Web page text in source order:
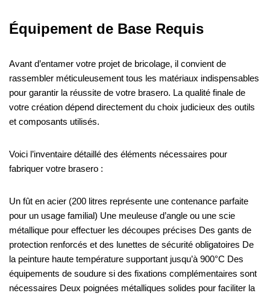
Équipement de Base Requis
Avant d’entamer votre projet de bricolage, il convient de
rassembler méticuleusement tous les matériaux indispensables
pour garantir la réussite de votre brasero. La qualité finale de
votre création dépend directement du choix judicieux des outils
et composants utilisés.
Voici l’inventaire détaillé des éléments nécessaires pour
fabriquer votre brasero :
Un fût en acier (200 litres représente une contenance parfaite
pour un usage familial) Une meuleuse d’angle ou une scie
métallique pour effectuer les découpes précises Des gants de
protection renforcés et des lunettes de sécurité obligatoires De
la peinture haute température supportant jusqu’à 900°C Des
équipements de soudure si des fixations complémentaires sont
nécessaires Deux poignées métalliques solides pour faciliter la